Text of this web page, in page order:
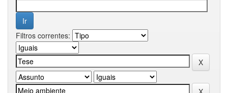
Filtros correntes: